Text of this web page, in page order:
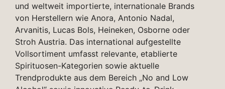
und weltweit importierte, internationale Brands
von Herstellern wie Anora, Antonio Nadal,
Arvanitis, Lucas Bols, Heineken, Osborne oder
Stroh Austria. Das international aufgestellte
Vollsortiment umfasst relevante, etablierte
Spirituosen-Kategorien sowie aktuelle
Trendprodukte aus dem Bereich „No and Low